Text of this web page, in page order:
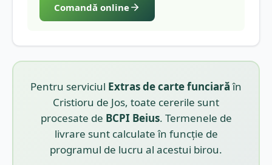
Comandă online
Pentru serviciul Extras de carte funciarăîn
Cristioru de Jos, toate cererile sunt
procesate de BCPI Beius. Termenele de
livrare sunt calculate în funcție de
programul de lucru al acestui birou.